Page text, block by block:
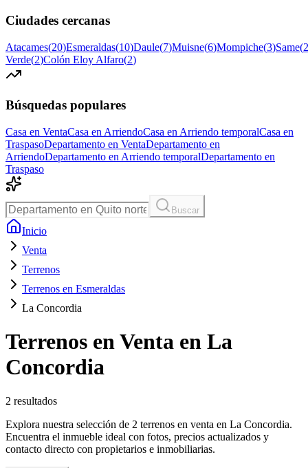
Ciudades cercanas
Atacames(20)Esmeraldas(10)Daule(7)Muisne(6)Mompiche(3)Same(2
Verde(2)Colón Eloy Alfaro(2)
Búsquedas populares
Casa en VentaCasa en ArriendoCasa en Arriendo temporalCasa en
TraspasoDepartamento en VentaDepartamento en
ArriendoDepartamento en Arriendo temporalDepartamento en
Traspaso
Buscar
Inicio
Venta
Terrenos
Terrenos en Esmeraldas
La Concordia
Terrenos en Venta en La
Concordia
2 resultados
Explora nuestra selección de 2 terrenos en venta en La Concordia.
Encuentra el inmueble ideal con fotos, precios actualizados y
contacto directo con propietarios e inmobiliarias.